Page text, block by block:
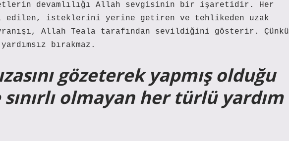
devamlılığı Allah sevgisinin bir işaretidir. Her
edilen, isteklerini yerine getiren ve tehlikeden uzak
Allah Teala tarafından sevildiğini gösterir. Çünkü
bırakmaz.
gözeterek yapmış olduğu
olmayan her türlü yardım